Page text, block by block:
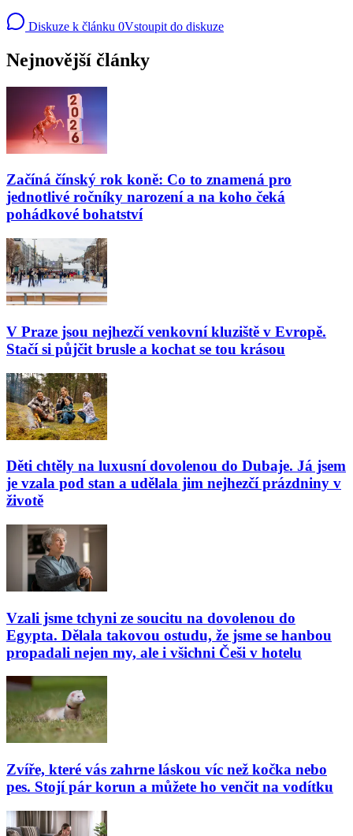
Diskuze k článku 0Vstoupit do diskuze
Nejnovější články
Začíná čínský rok koně: Co to znamená pro
jednotlivé ročníky narození a na koho čeká
pohádkové bohatství
V Praze jsou nejhezčí venkovní kluziště v Evropě.
Stačí si půjčit brusle a kochat se tou krásou
Děti chtěly na luxusní dovolenou do Dubaje. Já jsem
je vzala pod stan a udělala jim nejhezčí prázdniny v
životě
Vzali jsme tchyni ze soucitu na dovolenou do
Egypta. Dělala takovou ostudu, že jsme se hanbou
propadali nejen my, ale i všichni Češi v hotelu
Zvíře, které vás zahrne láskou víc než kočka nebo
pes. Stojí pár korun a můžete ho venčit na vodítku